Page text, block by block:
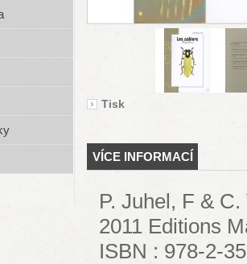
Tisk
VÍCE INFORMACÍ
P. Juhel, F &
2011 Editions
ISBN : 978-2-